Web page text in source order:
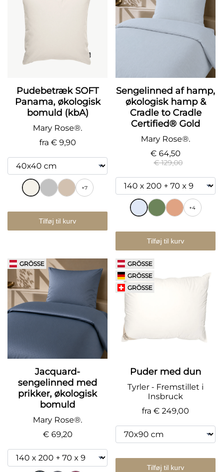
Pudebetræk SOFT
Panama, økologisk
bomuld (kbA)
Mary Rose®.
fra € 9,90
+7
Tilføj til kurv
Sengelinned af hamp,
økologisk hamp &
Cradle to Cradle
Certified® Gold
Mary Rose®.
€ 64,50
€ 129,00
+4
Tilføj til kurv
GRÖSSE
Jacquard-
sengelinned med
prikker, økologisk
bomuld
Mary Rose®.
€ 69,20
GRÖSSE
GRÖSSE
GRÖSSE
Puder med dun
Tyrler - Fremstillet i
Insbruck
fra € 249,00
Tilføj til kurv